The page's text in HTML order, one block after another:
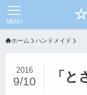
MENU
ホーム ハンドメイド
「
2016
9/10